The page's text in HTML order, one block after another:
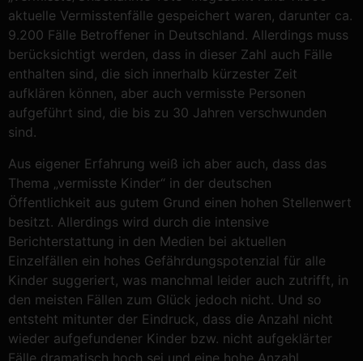
aktuelle Vermisstenfälle gespeichert waren, darunter ca.
9.200 Fälle Betroffener in Deutschland. Allerdings muss
berücksichtigt werden, dass in dieser Zahl auch Fälle
enthalten sind, die sich innerhalb kürzester Zeit
aufklären können, aber auch vermisste Personen
aufgeführt sind, die bis zu 30 Jahren verschwunden
sind.
Aus eigener Erfahrung weiß ich aber auch, dass das
Thema „vermisste Kinder“ in der deutschen
Öffentlichkeit aus gutem Grund einen hohen Stellenwert
besitzt. Allerdings wird durch die intensive
Berichterstattung in den Medien bei aktuellen
Einzelfällen ein hohes Gefährdungspotenzial für alle
Kinder suggeriert, was manchmal leider auch zutrifft, in
den meisten Fällen zum Glück jedoch nicht. Und so
entsteht mitunter der Eindruck, dass die Anzahl nicht
wieder aufgefundener Kinder bzw. nicht aufgeklärter
Fälle dramatisch hoch sei und eine hohe Anzahl